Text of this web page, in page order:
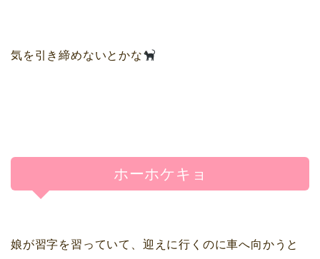
気を引き締めないとかな
ホーホケキョ
娘が習字を習っていて、迎えに行くのに車へ向かうと